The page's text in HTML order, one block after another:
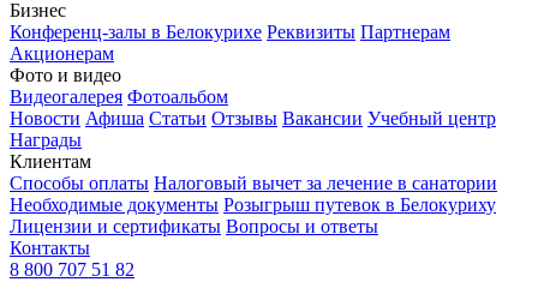
Бизнес
Конференц-залы в Белокурихе Реквизиты Партнерам
Акционерам
Фото и видео
Видеогалерея Фотоальбом
Новости Афиша Статьи Отзывы Вакансии Учебный центр
Награды
Клиентам
Способы оплаты Налоговый вычет за лечение в санатории
Необходимые документы Розыгрыш путевок в Белокуриху
Лицензии и сертификаты Вопросы и ответы
Контакты
8 800 707 51 82